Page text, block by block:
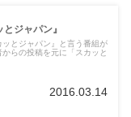
ジャパン』
とジャパン』と言う番組が
らの投稿を元に「スカッと
2016.03.14